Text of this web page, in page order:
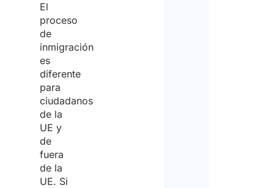
El
proceso
de
inmigración
es
diferente
para
ciudadanos
de la
UE y
de
fuera
de la
UE. Si